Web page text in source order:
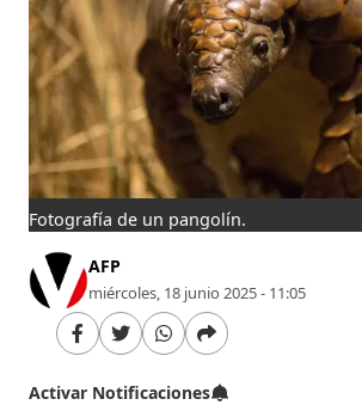
Fotografía de un pangolín.
AFP
miércoles, 18 junio 2025 - 11:05
Activar Notificaciones